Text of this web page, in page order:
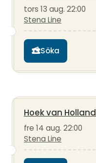
tors 13 aug. 22:00
Stena Line
Söka
Hoek van Holland
fre 14 aug. 22:00
Stena Line